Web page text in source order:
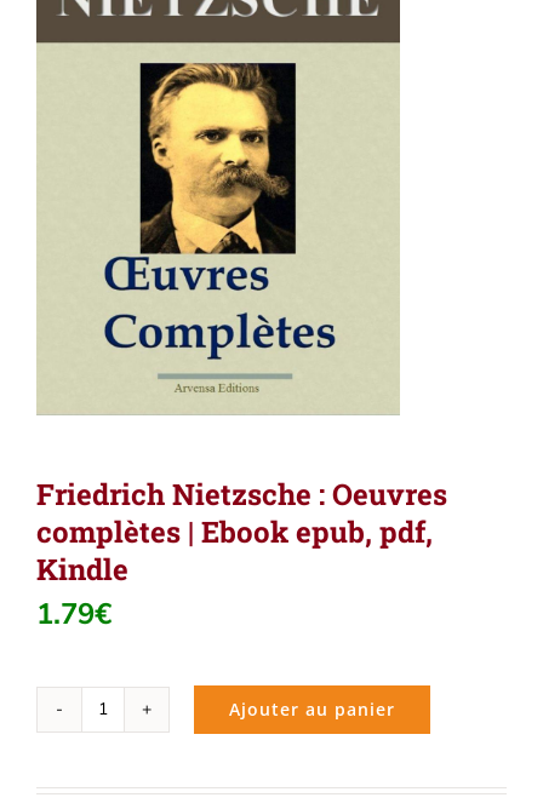
Friedrich Nietzsche : Oeuvres
complètes | Ebook epub, pdf,
Kindle
1.79€
quantité
Ajouter au panier